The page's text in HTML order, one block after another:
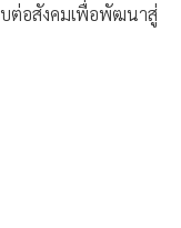
บต่อสังคมเพื่อพัฒนาสู่